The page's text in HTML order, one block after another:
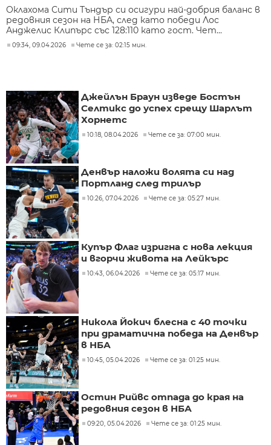
Оклахома Сити Тъндър си осигури най-добрия баланс в
редовния сезон на НБА, след като победи Лос
Анджелис Клипърс със 128:110 като гост. Чет...
09:34, 09.04.2026 Чете се за: 02:15 мин.
Джейлън Браун изведе Бостън
Селтикс до успех срещу Шарлът
Хорнетс
10:18, 08.04.2026 Чете се за: 07:00 мин.
Денвър наложи волята си над
Портланд след трилър
10:26, 07.04.2026 Чете се за: 05:27 мин.
Купър Флаг изригна с нова лекция
и вгорчи живота на Лейкърс
10:43, 06.04.2026 Чете се за: 05:17 мин.
Никола Йокич блесна с 40 точки
при драматична победа на Денвър
в НБА
10:45, 05.04.2026 Чете се за: 01:25 мин.
Остин Рийвс отпада до края на
редовния сезон в НБА
09:20, 05.04.2026 Чете се за: 01:25 мин.